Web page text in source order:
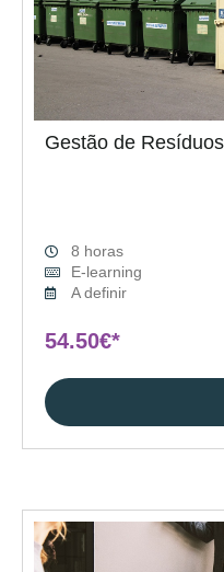
Gestão de
8 horas
E-learning
A definir
54.50€*